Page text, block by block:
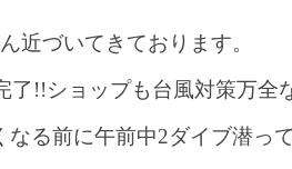
近づいてきております。
了!!ショップも台風対策万全
なる前に午前中2ダイブ潜っ